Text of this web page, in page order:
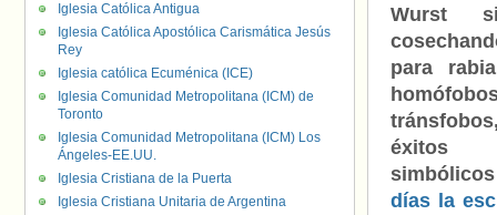
Wurst
para
éxitos
días la
Iglesia Católica Antigua
Iglesia Católica Apostólica Carismática Jesús
Rey
Iglesia católica Ecuménica (ICE)
Iglesia Comunidad Metropolitana (ICM) de
Toronto
Iglesia Comunidad Metropolitana (ICM) Los
Ángeles-EE.UU.
Iglesia Cristiana de la Puerta
Iglesia Cristiana Unitaria de Argentina